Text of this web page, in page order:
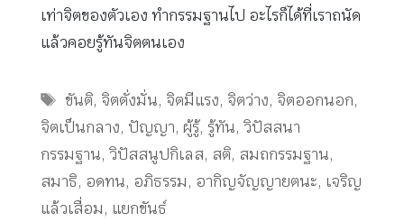
เท่าจิตของตัวเอง ทำกรรมฐานไป อะไรก็ได้ที่เราถนัด
แล้วคอยรู้ทันจิตตนเอง
Tags
ขันติ, จิตตั่งมั่น, จิตมีแรง, จิตว่าง, จิตออกนอก,
จิตเป็นกลาง, ปัญญา, ผู้รู้, รู้ทัน, วิปัสสนา
กรรมฐาน, วิปัสสนูปกิเลส, สติ, สมถกรรมฐาน,
สมาธิ, อดทน, อภิธรรม, อากิญจัญญายตนะ, เจริญ
แล้วเสื่อม, แยกขันธ์